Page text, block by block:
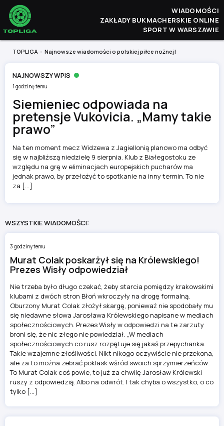
WIADOMOŚCI
ZAKŁADY BUKMACHERSKIE ONLINE
SPORT W WARSZAWIE
TOPLIGA - Najnowsze wiadomości o polskiej piłce nożnej!
NAJNOWSZY WPIS
1 godzinę temu
Siemieniec odpowiada na
pretensje Vukovicia. „Mamy takie
prawo”
Na ten moment mecz Widzewa z Jagiellonią planowo ma odbyć
się w najbliższą niedzielę 9 sierpnia. Klub z Białegostoku ze
względu na grę w eliminacjach europejskich pucharów ma
jednak prawo, by przełożyć to spotkanie na inny termin. To nie
za […]
WSZYSTKIE WIADOMOŚCI:
3 godziny temu
Murat Colak poskarżył się na Królewskiego!
Prezes Wisły odpowiedział
Nie trzeba było długo czekać, żeby starcia pomiędzy krakowskimi
klubami z dwóch stron Błoń wkroczyły na drogę formalną.
Oburzony Murat Colak złożył skargę, ponieważ nie spodobały mu
się niedawne słowa Jarosława Królewskiego napisane w mediach
społecznościowych. Prezes Wisły w odpowiedzi na te zarzuty
broni się, że nic złego nie powiedział. „W mediach
społecznościowych co rusz rozpętuje się jakaś przepychanka.
Takie wzajemne złośliwości. Nikt nikogo oczywiście nie przekona,
ale za to można zebrać poklask wśród swoich sprzymierzeńców.
To Murat Colak coś powie, to już za chwilę Jarosław Królewski
ruszy z odpowiedzią. Albo na odwrót. I tak chyba o wszystko, o co
tylko […]